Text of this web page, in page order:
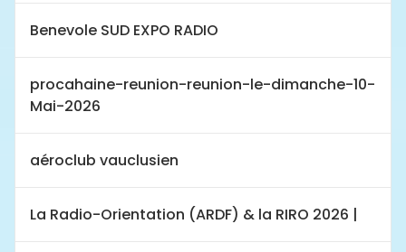
Benevole SUD EXPO RADIO
procahaine-reunion-reunion-le-dimanche-10-
Mai-2026
aéroclub vauclusien
La Radio-Orientation (ARDF) & la RIRO 2026 |